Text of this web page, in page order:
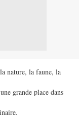
nature, la faune, la
grande place dans